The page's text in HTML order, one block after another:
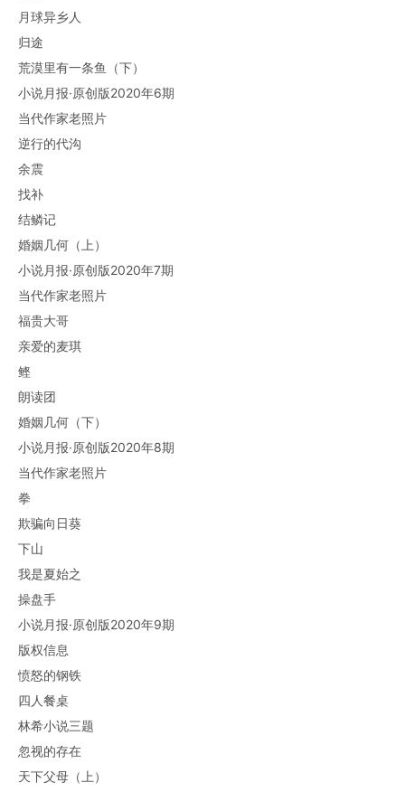
月球异乡人
归途
荒漠里有一条鱼（下）
小说月报·原创版2020年6期
当代作家老照片
逆行的代沟
余震
找补
结鳞记
婚姻几何（上）
小说月报·原创版2020年7期
当代作家老照片
福贵大哥
亲爱的麦琪
鲣
朗读团
婚姻几何（下）
小说月报·原创版2020年8期
当代作家老照片
拳
欺骗向日葵
下山
我是夏始之
操盘手
小说月报·原创版2020年9期
版权信息
愤怒的钢铁
四人餐桌
林希小说三题
忽视的存在
天下父母（上）